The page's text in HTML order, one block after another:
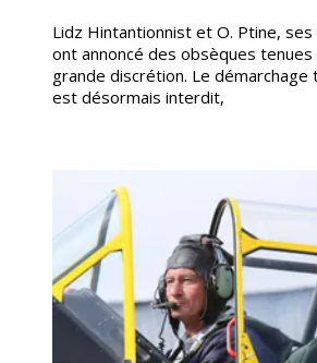
Lidz Hintantionnist et O. Ptine,
ont annoncé des obsèques tenues
grande discrétion. Le démarchage
est désormais interdit,